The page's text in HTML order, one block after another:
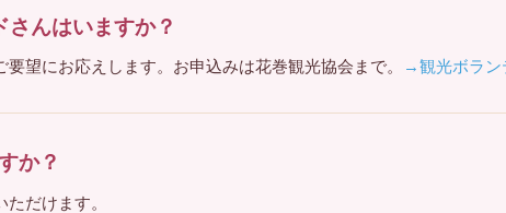
んはいますか？
望にお応えします。お申込みは花巻観光協会まで。 →観光ボラン
か？
だけます。